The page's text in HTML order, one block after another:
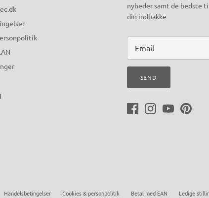
nyheder samt de bedste
din indbakke
SEND
Handelsbetingelser Cookies & personpolitik Betal med EAN Ledige